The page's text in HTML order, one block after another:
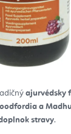
ajurvédsky
a
stravy.